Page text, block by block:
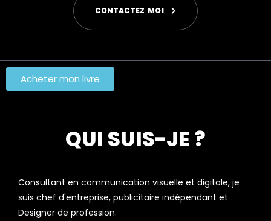
CONTACTEZ MOI
Acheter mon livre
QUI SUIS-JE ?
Consultant en communication visuelle et digitale, je
suis chef d'entreprise, publicitaire indépendant et
Designer de profession.